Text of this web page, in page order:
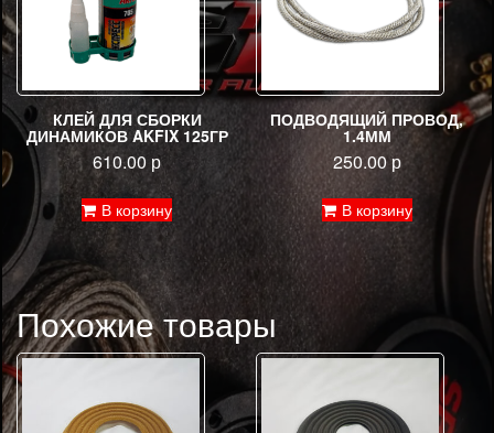
КЛЕЙ ДЛЯ СБОРКИ
ДИНАМИКОВ AKFIX 125ГР
610.00 р
В корзину
ПОДВОДЯЩИЙ ПРОВОД,
1.4ММ
250.00р
В корзину
Похожие товары